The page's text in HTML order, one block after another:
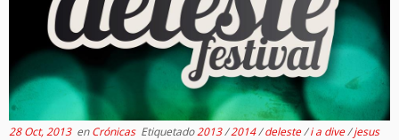
28 Oct, 2013enCrónicas Etiquetado2013/2014/deleste/i a dive/jesus